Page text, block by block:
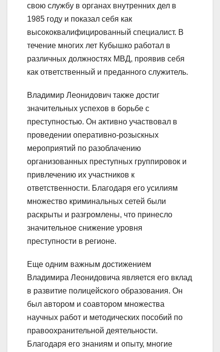
свою службу в органах внутренних дел в
1985 году и показал себя как
высококвалифицированный специалист. В
течение многих лет Кубышко работал в
различных должностях МВД, проявив себя
как ответственный и преданного служитель.
Владимир Леонидович также достиг
значительных успехов в борьбе с
преступностью. Он активно участвовал в
проведении оперативно-розыскных
мероприятий по разоблачению
организованных преступных группировок и
привлечению их участников к
ответственности. Благодаря его усилиям
множество криминальных сетей были
раскрыты и разгромлены, что принесло
значительное снижение уровня
преступности в регионе.
Еще одним важным достижением
Владимира Леонидовича является его вклад
в развитие полицейского образования. Он
был автором и соавтором множества
научных работ и методических пособий по
правоохранительной деятельности.
Благодаря его знаниям и опыту, многие